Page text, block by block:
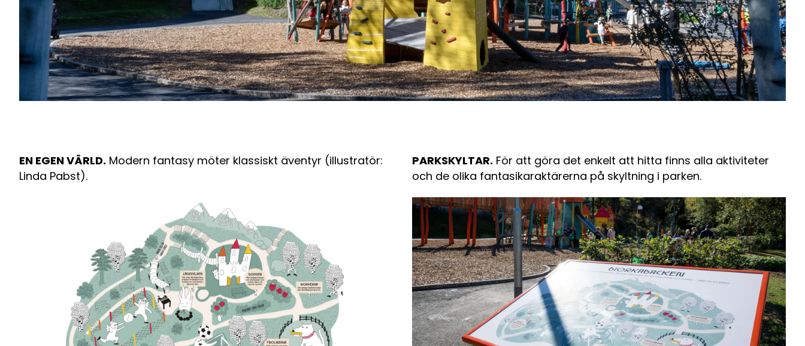
EN EGEN VÄRLD. Modern fantasy möter klassiskt äventyr (iIlustratör:
Linda Pabst).
PARKSKYLTAR. För att göra det enkelt att hitta finns alla aktiviteter
och de olika fantasikaraktärerna på skyltning i parken.